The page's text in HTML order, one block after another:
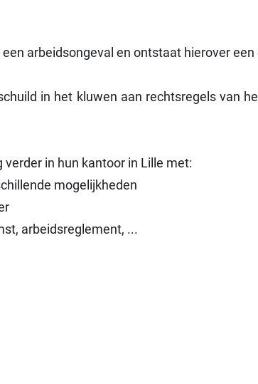
arbeidsongeval en ontstaat hierover een
in het kluwen aan rechtsregels van
verder in hun kantoor in Lille met:
mogelijkheden
arbeidsreglement, ...